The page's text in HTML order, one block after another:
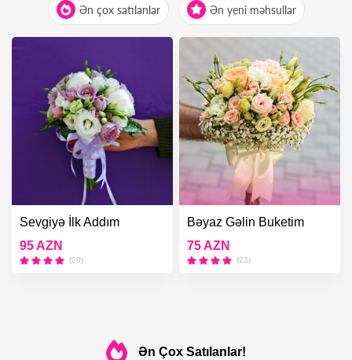
Ən çox satılanlar Ən yeni məhsullar
Sevgiyə İlk Addım
95 AZN
(20)
Bəyaz Gəlin Buketim
75 AZN
(23)
Ən Çox Satılanlar!